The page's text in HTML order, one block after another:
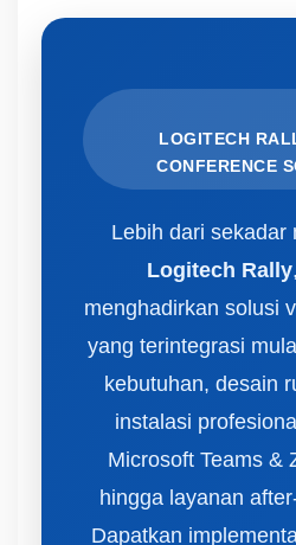
LOGITECH
CONFERENCE
Lebih dari sekadar
Logitech Rally
menghadirkan solusi
yang terintegrasi
kebutuhan, desain
instalasi
Microsoft Teams &
hingga layanan
Dapatkan